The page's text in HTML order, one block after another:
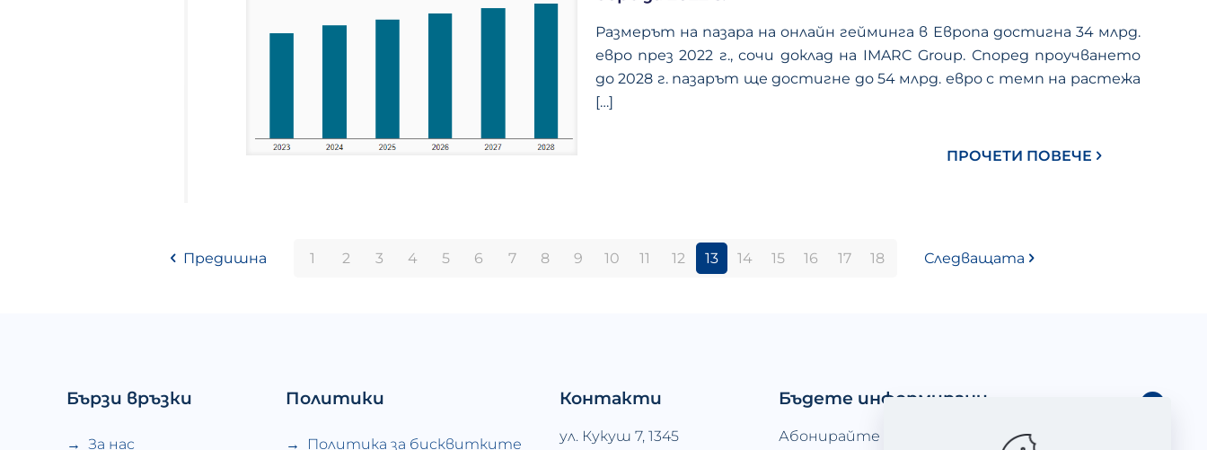
Размерът на пазара на онлайн гейминга в Европа достигна 34 млрд.
евро през 2022 г., сочи доклад на IMARC Group. Според проучването
до 2028 г. пазарът ще достигне до 54 млрд. евро с темп на растежа
[…]
ПРОЧЕТИ ПОВЕЧЕ
Предишна 1 2 3 4 5 6 7 8 9 10 11 12 13 14 15 16 17 18 Следващата
Бързи връзки
За нас
Политики
Политика за бисквитките
Контакти
ул. Кукуш 7, 1345
Бъдете информирани
Абонирайте се за нюзлетъра ни